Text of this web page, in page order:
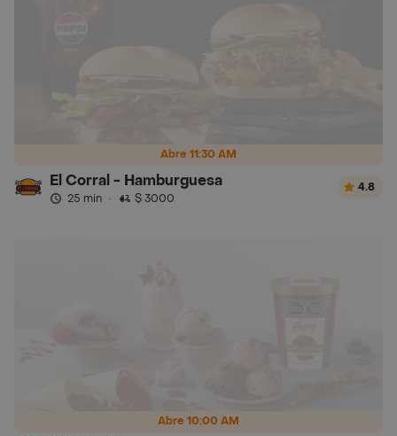
Abre 11:30 AM
El Corral - Hamburguesa
25 min · $ 3000
4.8
Abre 10:00 AM